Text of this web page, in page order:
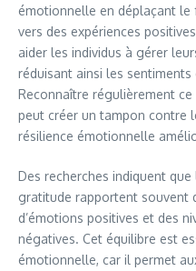
émotionnelle en déplaçant le
vers des expériences
aider les individus à gérer
réduisant ainsi les sentiments
Reconnaître régulièrement
peut créer un tampon contre
résilience émotionnelle
Des recherches indiquent
gratitude rapportent souvent
d’émotions positives et des
négatives. Cet équilibre est
émotionnelle, car il permet